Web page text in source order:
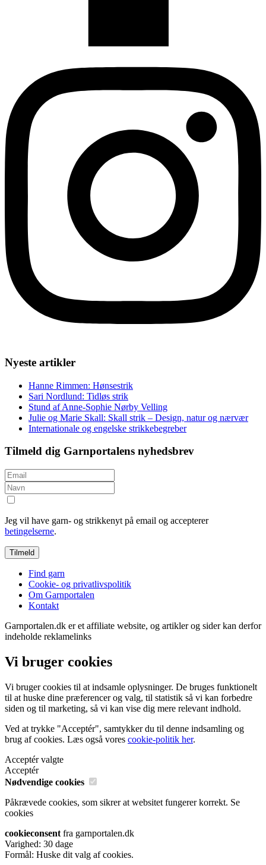
Nyeste artikler
Hanne Rimmen: Hønsestrik
Sari Nordlund: Tidløs strik
Stund af Anne-Sophie Nørby Velling
Julie og Marie Skall: Skall strik – Design, natur og nærvær
Internationale og engelske strikkebegreber
Tilmeld dig Garnportalens nyhedsbrev
Jeg vil have garn- og strikkenyt på email og accepterer
betingelserne.
Find garn
Cookie- og privatlivspolitik
Om Garnportalen
Kontakt
Garnportalen.dk er et affiliate website, og artikler og sider kan derfor
indeholde reklamelinks
Vi bruger cookies
Vi bruger cookies til at indsamle oplysninger. De bruges funktionelt
til at huske dine præferencer og valg, til statistik så vi kan forbedre
siden og til marketing, så vi kan vise dig mere relevant indhold.
Ved at trykke "Acceptér", samtykker du til denne indsamling og
brug af cookies. Læs også vores cookie-politik her.
Acceptér valgte
Acceptér
Nødvendige cookies
Påkrævede cookies, som sikrer at websitet fungerer korrekt. Se
cookies
cookieconsent fra garnportalen.dk
Varighed: 30 dage
Formål: Huske dit valg af cookies.